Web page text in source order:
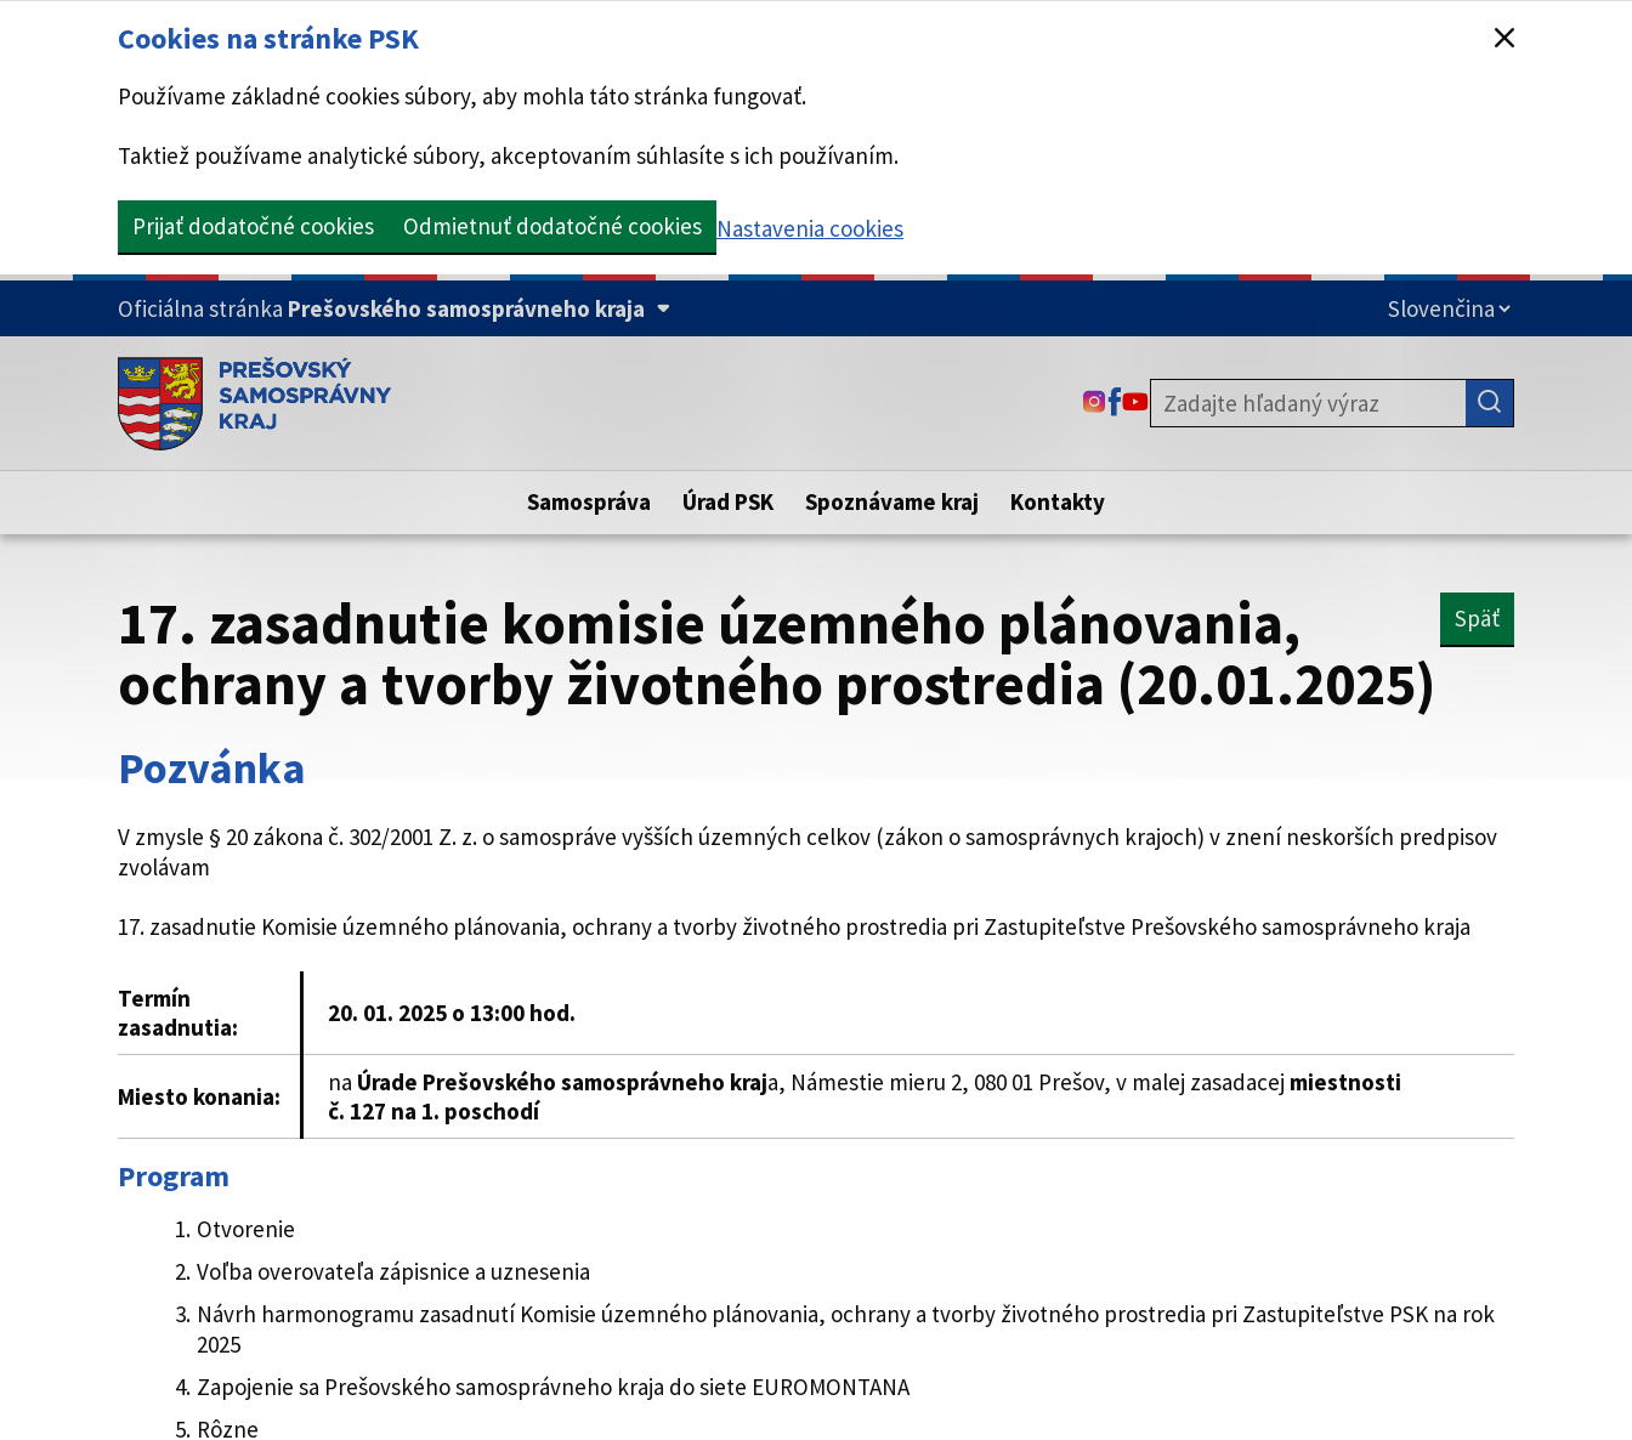
Cookies na stránke PSK
Používame základné cookies súbory, aby mohla táto stránka fungovať.
Taktiež používame analytické súbory, akceptovaním súhlasíte s ich používaním.
Prijať dodatočné cookies Odmietnuť dodatočné cookies Nastavenia cookies
PRESKOČIŤ NA HLAVNÝ OBSAH
Oficiálna stránka Prešovského samosprávneho kraja
Doména psk.sk je oficiálna
Toto je oficiálna webová stránka Prešovského samosprávneho kraja.
Táto stránka je zabezpečená
zabezpečenú webovú stránku. Zabezpečená stránka vždy začína
https:// pred názvom domény webového sídla.
ODKAZ SA OTVORÍ NA NOVEJ KARTE
ODKAZ SA OTVORÍ NA NOVEJ KARTE
ODKAZ SA OTVORÍ NA NOVEJ KARTE
Samospráva Úrad PSK Spoznávame kraj Kontakty
17. zasadnutie komisie územného plánovania,
ochrany a tvorby životného prostredia (20.01.2025)
Späť
Pozvánka
V zmysle § 20 zákona č. 302/2001 Z. z. o samospráve vyšších územných celkov (zákon o samosprávnych krajoch) v znení neskorších predpisov
zvolávam
17. zasadnutie Komisie územného plánovania, ochrany a tvorby životného prostredia pri Zastupiteľstve Prešovského samosprávneho kraja
Termín
zasadnutia:
20. 01. 2025 o 13:00 hod.
Miesto konania: na Úrade Prešovského samosprávneho kraja, Námestie mieru 2, 080 01 Prešov, v malej zasadacej miestnosti
č. 127 na 1. poschodí
Program
Otvorenie
Voľba overovateľa zápisnice a uznesenia
Návrh harmonogramu zasadnutí Komisie územného plánovania, ochrany a tvorby životného prostredia pri Zastupiteľstve PSK na rok
2025
Zapojenie sa Prešovského samosprávneho kraja do siete EUROMONTANA
Rôzne